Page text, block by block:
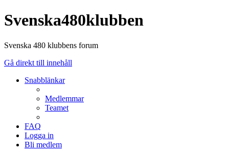
Svenska480klubben
Svenska 480 klubbens forum
Gå direkt till innehåll
Snabblänkar
Medlemmar
Teamet
FAQ
Logga in
Bli medlem